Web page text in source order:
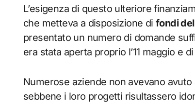
L’esigenza di questo ulteriore
che metteva a disposizione di fondi del
presentato un numero di domande
era stata aperta proprio l’11 maggio e
Numerose aziende non avevano
sebbene i loro progetti risultassero